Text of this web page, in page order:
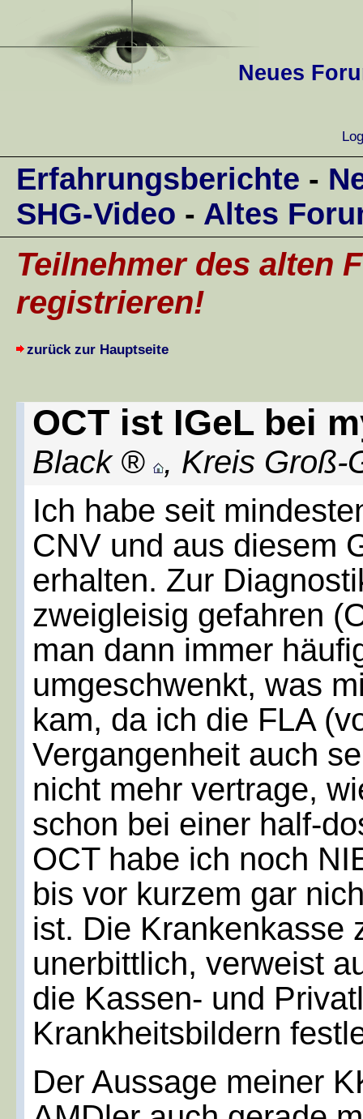
Neues
Erfahrungsberichte -
SHG-Video - Altes
Teilnehmer des alten
registrieren!
zurück zur Hauptseite
OCT ist IGeL bei
Black , Kreis Groß-
Ich habe seit
CNV und aus diesem
erhalten. Zur
zweigleisig gefahren
man dann immer
umgeschwenkt, was
kam, da ich die FLA
Vergangenheit auch
nicht mehr vertrage,
schon bei einer half-
OCT habe ich noch
bis vor kurzem gar
ist. Die Krankenkasse
unerbittlich, verweist
die Kassen- und
Krankheitsbildern
Der Aussage meiner